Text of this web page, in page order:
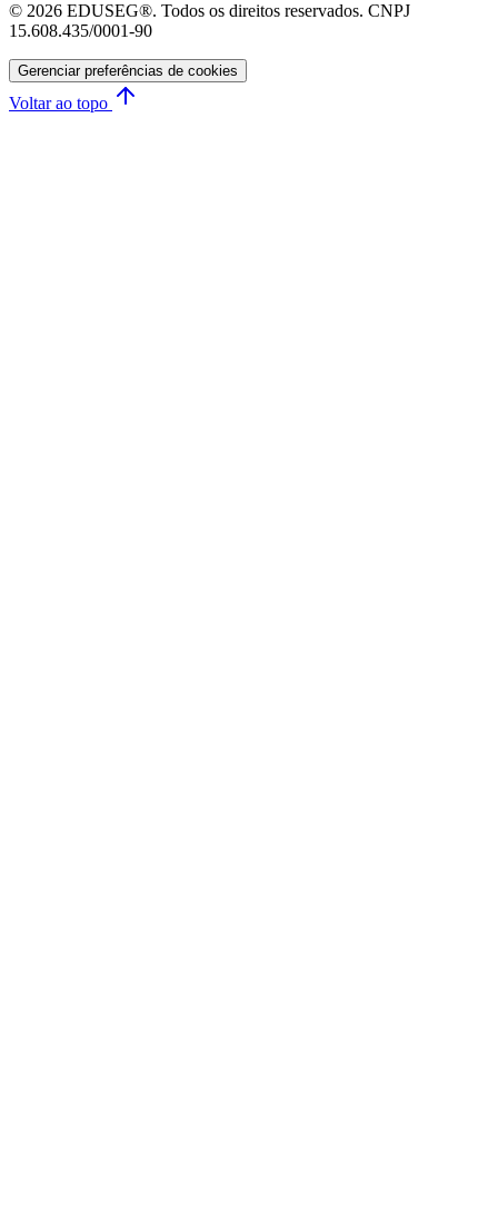
© 2026 EDUSEG®. Todos os direitos reservados. CNPJ
15.608.435/0001-90
Gerenciar preferências de cookies
Voltar ao topo